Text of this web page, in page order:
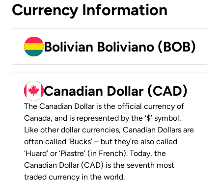
Currency Information
Bolivian Boliviano (BOB)
Canadian Dollar (CAD)
The Canadian Dollar is the official currency of
Canada, and is represented by the ‘$’ symbol.
Like other dollar currencies, Canadian Dollars are
often called ‘Bucks’ – but they’re also called
‘Huard’ or ‘Piastre’ (in French). Today, the
Canadian Dollar (CAD) is the seventh most
traded currency in the world.